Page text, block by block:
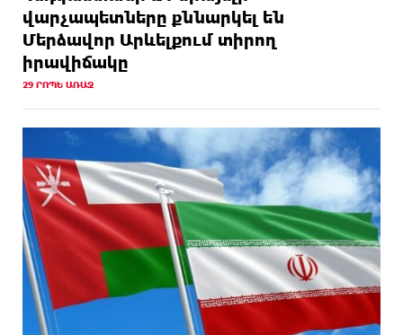
վարչապետները քննարկել են
Մերձավոր Արևելքում տիրող
իրավիճակը
29 ՐՈՊԵ ԱՌԱՋ